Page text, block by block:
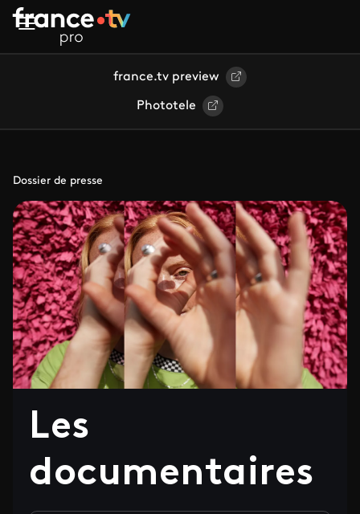
Aller au contenu principal
france.tv preview
Phototele
Dossier de presse
Les
documentaires